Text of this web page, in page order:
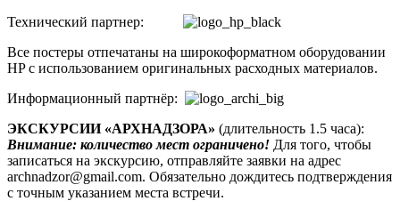
Технический партнер:
Все постеры отпечатаны на широкоформатном оборудовании
HP с использованием оригинальных расходных материалов.
Информационный партнёр:
ЭКСКУРСИИ «АРХНАДЗОРА» (длительность 1.5 часа):
Внимание: количество мест ограничено! Для того, чтобы
записаться на экскурсию, отправляйте заявки на адрес
archnadzor@gmail.com. Обязательно дождитесь подтверждения
с точным указанием места встречи.